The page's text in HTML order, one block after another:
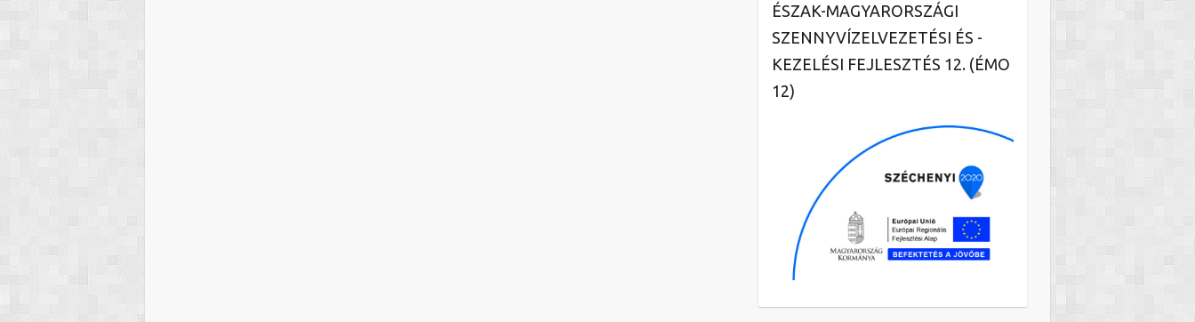
ÉSZAK-MAGYARORSZÁGI
SZENNYVÍZELVEZETÉSI ÉS -
KEZELÉSI FEJLESZTÉS 12. (ÉMO
12)